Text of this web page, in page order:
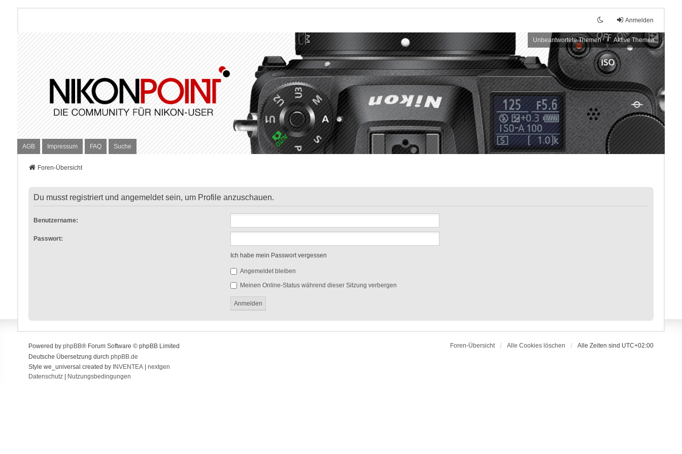
Anmelden
Unbeantwortete Themen Aktive Themen
AGB Impressum FAQ Suche
Foren-Übersicht
Du musst registriert und angemeldet sein, um Profile anzuschauen.
Benutzername:
Passwort:
Ich habe mein Passwort vergessen
Angemeldet bleiben
Meinen Online-Status während dieser Sitzung verbergen
Foren-Übersicht Alle Cookies löschen Alle Zeiten sind UTC+02:00
Powered by phpBB® Forum Software © phpBB Limited
Deutsche Übersetzung durch phpBB.de
Style we_universal created by INVENTEA| nextgen
Datenschutz| Nutzungsbedingungen